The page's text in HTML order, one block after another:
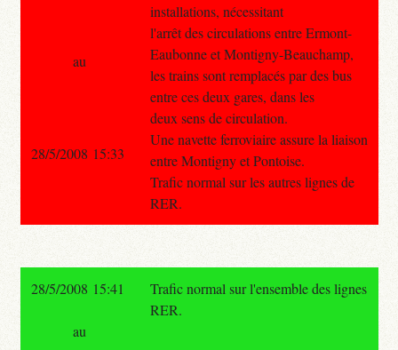
installations, nécessitant
l'arrêt des circulations entre Ermont-
Eaubonne et Montigny-Beauchamp,
les trains sont remplacés par des bus
entre ces deux gares, dans les
deux sens de circulation.
Une navette ferroviaire assure la liaison
entre Montigny et Pontoise.
Trafic normal sur les autres lignes de
RER.
au
28/5/2008 15:33
28/5/2008 15:41
Trafic normal sur l'ensemble des lignes
RER.
au